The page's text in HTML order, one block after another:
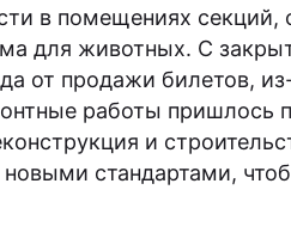
в помещениях секций,
для животных. С
от продажи билетов,
работы пришлось
и
новыми стандартами,